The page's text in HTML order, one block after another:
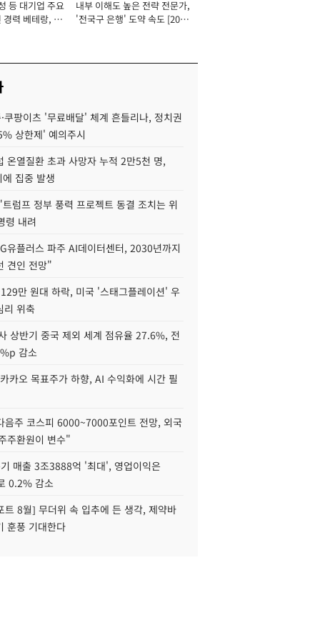
등 대기업 주요
경력 베테랑, 신
내부 이해도 높은 전략 전문가,
'전국구 은행' 도약 속도 [2026
쿠팡이츠 '무료배달' 체계 흔들리나, 정치권
상한제' 예의주시
온열질환 초과 사망자 누적 2만5천 명,
집중 발생
럼프 정부 풍력 프로젝트 동결 조치는 위
령 내려
유플러스 파주 AI데이터센터, 2030년까지
견인 전망"
만 원대 하락, 미국 '스태그플레이션' 우
리 위축
상반기 중국 제외 세계 점유율 27.6%, 전
감소
카오 목표주가 하향, AI 수익화에 시간 필
음주 코스피 6000~7000포인트 전망, 외국
주환원이 변수"
매출 3조3888억 '최대', 영업이익은
0.2% 감소
트 8월] 무더위 속 입추에 든 생각, 제약바
훈풍 기대한다